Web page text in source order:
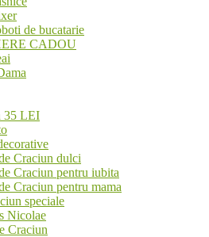
de bucatarie
CADOU
35 LEI
Craciun dulci
Craciun pentru iubita
Craciun pentru mama
speciale
Nicolae
Craciun